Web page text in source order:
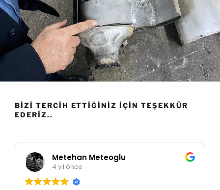
BIZI TERCIH ETTIĞINIZ İÇIN TEŞEKKÜR
EDERIZ..
Metehan Meteoglu
4 yıl önce